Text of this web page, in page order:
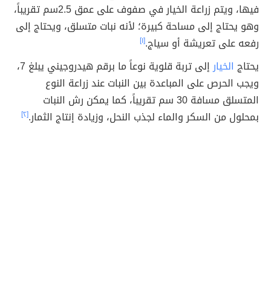
فيها، ويتم زراعة الخيار في صفوف على عمق 2.5سم تقريباً،
وهو يحتاج إلى مساحة كبيرة؛ لأنه نبات متسلق، ويحتاج إلى
رفعه على تعريشة أو سياج.[١]
يحتاج الخيار
إلى تربة قلوية نوعاً ما برقم هيدروجيني يبلغ 7،
ويجب الحرص على المباعدة بين النبات عند زراعة النوع
المتسلق مسافة 30 سم تقريباً، كما يمكن رش النبات
بمحلول من السكر والماء لجذب النحل، وزيادة إنتاج الثمار.[٢]